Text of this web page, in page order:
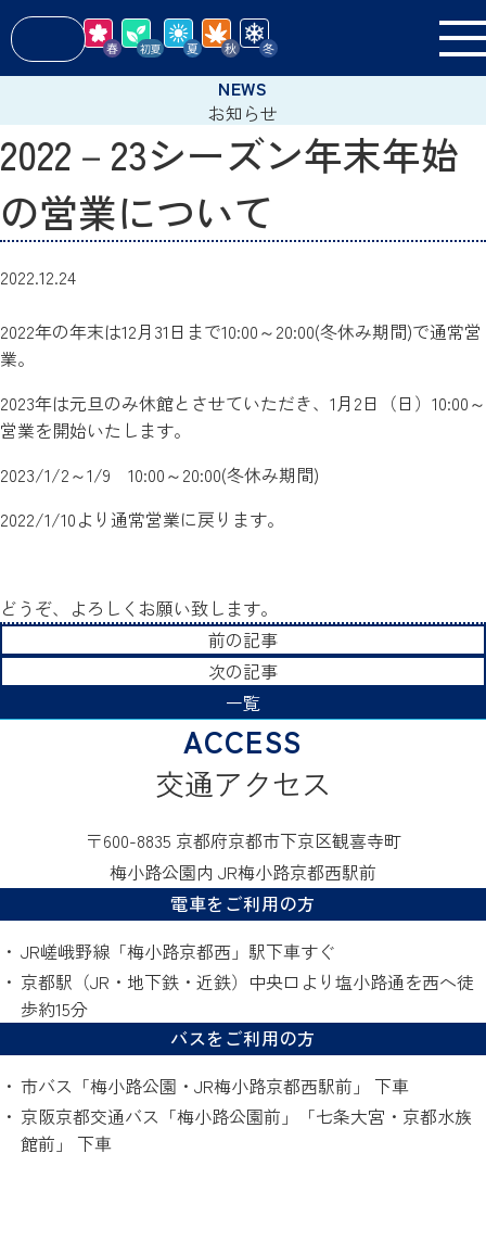
お知らせ
2022－23シーズン年末年始
の営業について
2022.12.24
2022年の年末は12月31日まで10:00～20:00(冬休み期間)で通常営
業。
2023年は元旦のみ休館とさせていただき、1月2日（日）10:00～
営業を開始いたします。
2023/1/2～1/9 10:00～20:00(冬休み期間)
2022/1/10より通常営業に戻ります。
どうぞ、よろしくお願い致します。
前の記事
次の記事
一覧
交通アクセス
〒600-8835 京都府京都市下京区観喜寺町
梅小路公園内 JR梅小路京都西駅前
電車をご利用の方
JR嵯峨野線「梅小路京都西」駅下車すぐ
京都駅（JR・地下鉄・近鉄）中央口より塩小路通を西へ徒
歩約15分
バスをご利用の方
市バス「梅小路公園・JR梅小路京都西駅前」 下車
京阪京都交通バス「梅小路公園前」「七条大宮・京都水族
館前」 下車